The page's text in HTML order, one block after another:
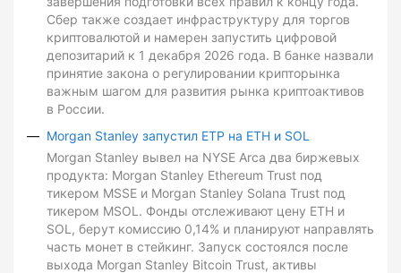
Сбер также создает инфраструктуру для торгов
криптовалютой и намерен запустить цифровой
депозитарий к 1 декабря 2026 года. В банке назвали
принятие закона о регулировании крипторынка
важным шагом для развития рынка криптоактивов
в России.
Morgan Stanley запустил ETP на ETH и SOL
Morgan Stanley вывел на NYSE Arca два биржевых
продукта: Morgan Stanley Ethereum Trust под
тикером MSSE и Morgan Stanley Solana Trust под
тикером MSOL. Фонды отслеживают цену ETH и
SOL, берут комиссию 0,14% и планируют направлять
часть монет в стейкинг. Запуск состоялся после
выхода Morgan Stanley Bitcoin Trust, активы